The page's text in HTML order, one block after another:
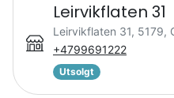
Leirvikflaten 31
Leirvikflaten 31, 5179,
+4799691222
Utsolgt